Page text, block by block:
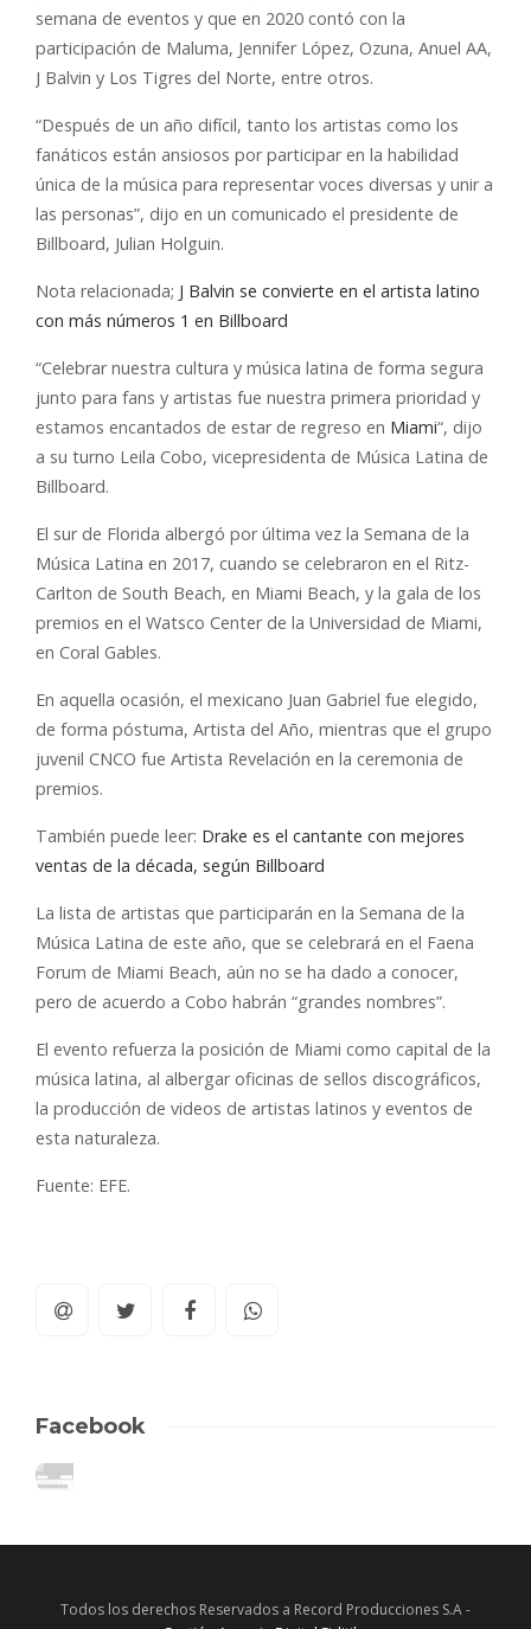
semana de eventos y que en 2020 contó con la
participación de Maluma, Jennifer López, Ozuna, Anuel AA,
J Balvin y Los Tigres del Norte, entre otros.
“Después de un año difícil, tanto los artistas como los
fanáticos están ansiosos por participar en la habilidad
única de la música para representar voces diversas y unir a
las personas”, dijo en un comunicado el presidente de
Billboard, Julian Holguin.
Nota relacionada; J Balvin se convierte en el artista latino
con más números 1 en Billboard
“Celebrar nuestra cultura y música latina de forma segura
junto para fans y artistas fue nuestra primera prioridad y
estamos encantados de estar de regreso en Miami“, dijo
a su turno Leila Cobo, vicepresidenta de Música Latina de
Billboard.
El sur de Florida albergó por última vez la Semana de la
Música Latina en 2017, cuando se celebraron en el Ritz-
Carlton de South Beach, en Miami Beach, y la gala de los
premios en el Watsco Center de la Universidad de Miami,
en Coral Gables.
En aquella ocasión, el mexicano Juan Gabriel fue elegido,
de forma póstuma, Artista del Año, mientras que el grupo
juvenil CNCO fue Artista Revelación en la ceremonia de
premios.
También puede leer: Drake es el cantante con mejores
ventas de la década, según Billboard
La lista de artistas que participarán en la Semana de la
Música Latina de este año, que se celebrará en el Faena
Forum de Miami Beach, aún no se ha dado a conocer,
pero de acuerdo a Cobo habrán “grandes nombres”.
El evento refuerza la posición de Miami como capital de la
música latina, al albergar oficinas de sellos discográficos,
la producción de videos de artistas latinos y eventos de
esta naturaleza.
Fuente: EFE.
Facebook
Todos los derechos Reservados a Record Producciones S.A -